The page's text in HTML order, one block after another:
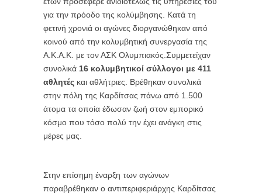
για την πρόοδο της κολύμβησης. Κατά τη
φετινή χρονιά οι αγώνες διοργανώθηκαν από
κοινού από την κολυμβητική συνεργασία της
Α.Κ.Α.Κ. με τον ΑΣΚ Ολυμπιακός.Συμμετείχαν
συνολικά 16 κολυμβητικοί σύλλογοι με 411
αθλητές και αθλήτριες. Βρέθηκαν συνολικά
στην πόλη της Καρδίτσας πάνω από 1.500
άτομα τα οποία έδωσαν ζωή στον εμπορικό
κόσμο που τόσο πολύ την έχει ανάγκη στις
μέρες μας.
Στην επίσημη έναρξη των αγώνων
παραβρέθηκαν ο αντιπεριφεριάρχης Καρδίτσας